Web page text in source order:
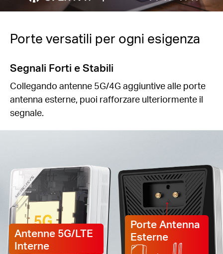
Porte versatili per ogni esigenza
Segnali Forti e Stabili
Collegando antenne 5G/4G aggiuntive alle porte
antenna esterne, puoi rafforzare ulteriormente il
segnale.
Antenne 5G/LTE
Interne
Porte Antenna
Esterne